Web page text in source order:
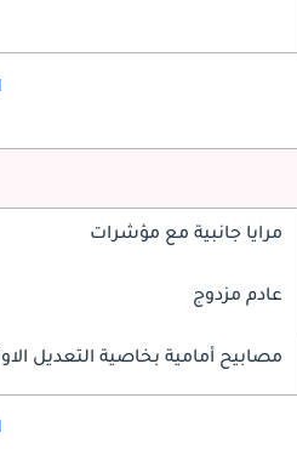
مرايا جانبية مع مؤشرات
عادم مزدوج
مصابيح أمامية بخاصية التعديل